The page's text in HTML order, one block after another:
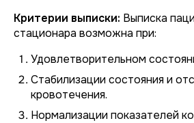
Критерии выписки: Выписка
стационара возможна при:
Удовлетворительном
Стабилизации состояния и
кровотечения.
Нормализации показателей